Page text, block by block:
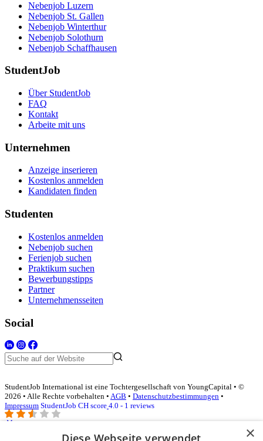
Nebenjob Luzern
Nebenjob St. Gallen
Nebenjob Winterthur
Nebenjob Solothurn
Nebenjob Schaffhausen
StudentJob
Über StudentJob
FAQ
Kontakt
Arbeite mit uns
Unternehmen
Anzeige inserieren
Kostenlos anmelden
Kandidaten finden
Studenten
Kostenlos anmelden
Nebenjob suchen
Ferienjob suchen
Praktikum suchen
Bewerbungstipps
Partner
Unternehmensseiten
Social
StudentJob International ist eine Tochtergesellschaft von YoungCapital • ©
2026 • Alle Rechte vorbehalten • AGB • Datenschutzbestimmungen •
Impressum StudentJob CH score 4.0 - 1 reviews
×
Diese Webseite verwendet